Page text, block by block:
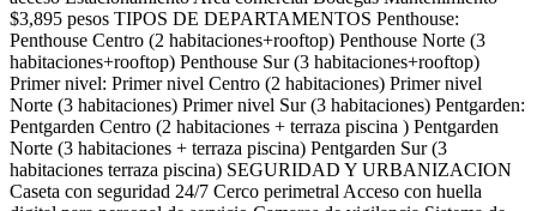
$3,895 pesos TIPOS DE DEPARTAMENTOS Penthouse:
Penthouse Centro (2 habitaciones+rooftop) Penthouse Norte (3
habitaciones+rooftop) Penthouse Sur (3 habitaciones+rooftop)
Primer nivel: Primer nivel Centro (2 habitaciones) Primer nivel
Norte (3 habitaciones) Primer nivel Sur (3 habitaciones) Pentgarden:
Pentgarden Centro (2 habitaciones + terraza piscina ) Pentgarden
Norte (3 habitaciones + terraza piscina) Pentgarden Sur (3
habitaciones terraza piscina) SEGURIDAD Y URBANIZACION
Caseta con seguridad 24/7 Cerco perimetral Acceso con huella